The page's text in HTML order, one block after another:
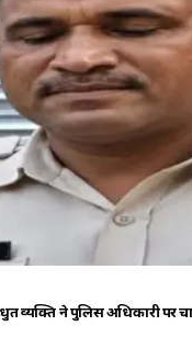
व्यक्ति ने पुलिस अधिकारी पर